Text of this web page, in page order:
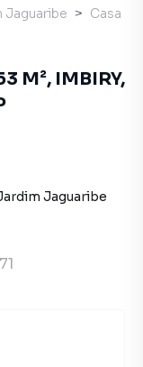
Jaguaribe
Casa
M², IMBIRY,
Jaguaribe